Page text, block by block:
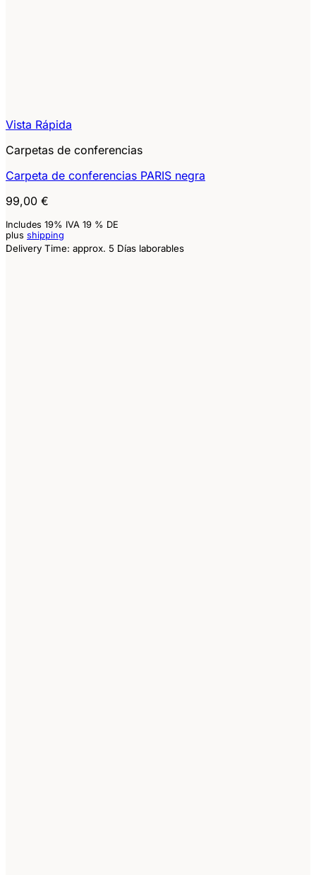
Vista Rápida
Carpetas de conferencias
Carpeta de conferencias PARIS negra
99,00 €
Includes 19% IVA 19 % DE
plus shipping
Delivery Time: approx. 5 Días laborables